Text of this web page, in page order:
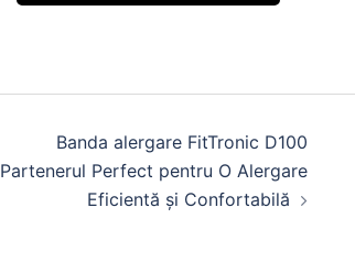
Banda alergare FitTronic D100
Partenerul Perfect pentru O Alergare
Eficientă și Confortabilă